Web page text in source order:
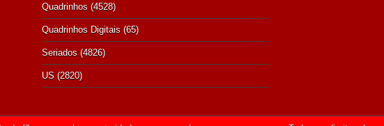
Quadrinhos (4528)
Quadrinhos Digitais (65)
Seriados (4826)
US (2820)